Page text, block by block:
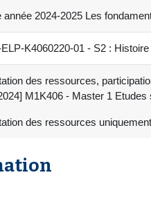
année 2024-2025 Les
K4060220-01 - S2 : Histoire
des ressources,
M1K406 - Master 1
des ressources